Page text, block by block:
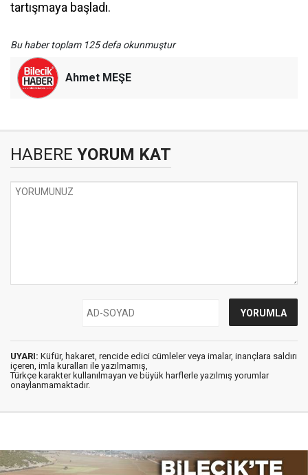
tartışmaya başladı.
Bu haber toplam 125 defa okunmuştur
Ahmet MEŞE
HABERE YORUM KAT
UYARI: Küfür, hakaret, rencide edici cümleler veya imalar, inançlara saldırı
içeren, imla kuralları ile yazılmamış,
Türkçe karakter kullanılmayan ve büyük harflerle yazılmış yorumlar
onaylanmamaktadır.